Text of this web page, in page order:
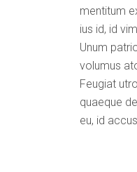
mentitum
ius id, id
Unum
volumus
Feugiat
quaeque
eu, id